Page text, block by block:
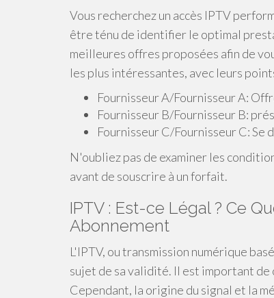
Vous recherchez un accès IPTV
être ténu de identifier le optimal
meilleures offres proposées afin de
les plus intéressantes, avec leurs
Fournisseur A/Fournisseur A:
Fournisseur B/Fournisseur B:
Fournisseur C/Fournisseur C:
N'oubliez pas de examiner les
avant de souscrire à un forfait.
IPTV : Est-ce Légal ? Ce
Abonnement
L'IPTV, ou transmission numérique
sujet de sa validité. Il est important
Cependant, la origine du signal et la